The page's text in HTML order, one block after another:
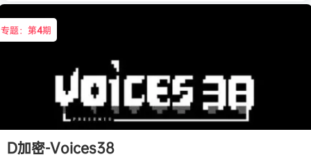
专题：第4期
D加密-Voices38